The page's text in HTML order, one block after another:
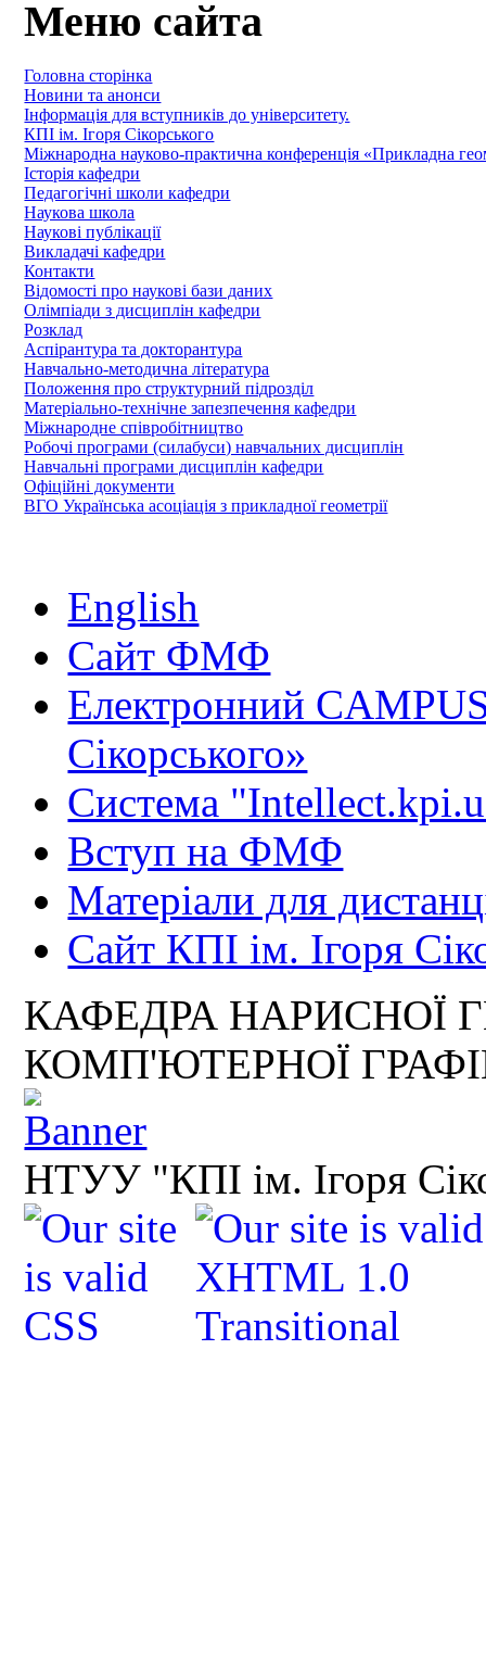
Меню сайта
Головна сторінка
Новини та анонси
Інформація для вступників до університету.
КПІ ім. Ігоря Сікорського
Міжнародна науково-практична конференція «Прикладна
Історія кафедри
Педагогічні школи кафедри
Наукова школа
Наукові публікації
Викладачі кафедри
Контакти
Відомості про наукові бази даних
Олімпіади з дисциплін кафедри
Розклад
Аспірантура та докторантура
Навчально-методична література
Положення про структурний підрозділ
Матеріально-технічне запезпечення кафедри
Міжнародне співробітництво
Робочі програми (силабуси) навчальних дисциплін
Навчальні програми дисциплін кафедри
Офіційні документи
ВГО Українська асоціація з прикладної геометрії
English
Сайт ФМФ
Електронний
Сікорського»
Система
Вступ на ФМФ
Матеріали для
Сайт КПІ ім. Ігоря
КАФЕДРА НАРИСНОЇ
КОМП'ЮТЕРНОЇ
НТУУ "КПІ ім. Ігоря